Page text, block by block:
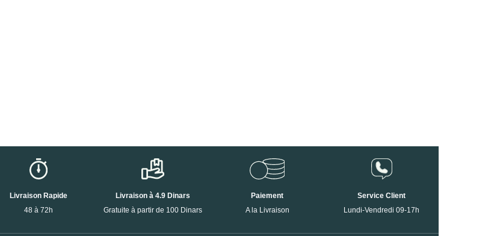
Livraison Rapide
48 à 72h
Livraison à 4.9 Dinars
Gratuite à partir de 100 Dinars
Paiement
A la Livraison
Service Client
Lundi-Vendredi 09-17h